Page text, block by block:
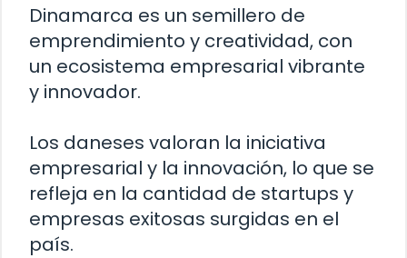
Dinamarca es un semillero de
emprendimiento y creatividad, con
un ecosistema empresarial vibrante
y innovador.
Los daneses valoran la iniciativa
empresarial y la innovación, lo que se
refleja en la cantidad de startups y
empresas exitosas surgidas en el
país.